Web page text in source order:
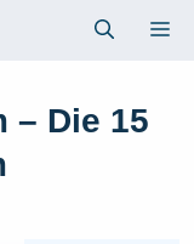
– Die 15